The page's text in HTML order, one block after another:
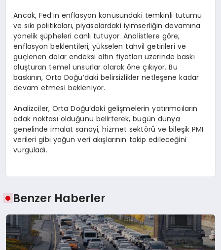
Ancak, Fed’in enflasyon konusundaki temkinli tutumu
ve sıkı politikaları, piyasalardaki iyimserliğin devamına
yönelik şüpheleri canlı tutuyor. Analistlere göre,
enflasyon beklentileri, yükselen tahvil getirileri ve
güçlenen dolar endeksi altın fiyatları üzerinde baskı
oluşturan temel unsurlar olarak öne çıkıyor. Bu
baskının, Orta Doğu’daki belirsizlikler netleşene kadar
devam etmesi bekleniyor.
Analizciler, Orta Doğu’daki gelişmelerin yatırımcıların
odak noktası olduğunu belirterek, bugün dünya
genelinde imalat sanayi, hizmet sektörü ve bileşik PMI
verileri gibi yoğun veri akışlarının takip edileceğini
vurguladı.
Benzer Haberler